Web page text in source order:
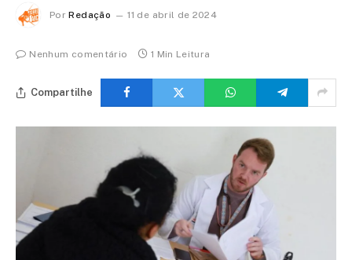
Por Redação 11 de abril de 2024
Nenhum comentário 1 Min Leitura
Compartilhe